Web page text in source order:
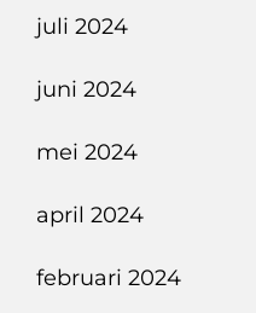
juli 2024
juni 2024
mei 2024
april 2024
februari 2024